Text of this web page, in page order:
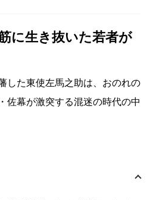
に生き抜いた若者が
した東使左馬之助は、おのれの
佐幕が激突する混迷の時代の中